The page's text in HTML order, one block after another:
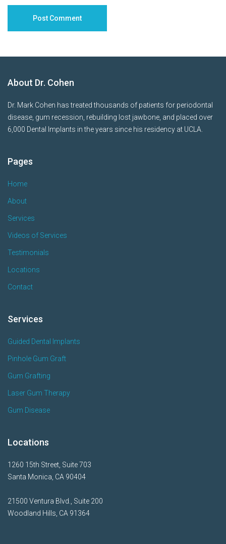
About Dr. Cohen
Dr. Mark Cohen has treated thousands of patients for periodontal
disease, gum recession, rebuilding lost jawbone, and placed over
6,000 Dental Implants in the years since his residency at UCLA.
Pages
Home
About
Services
Videos of Services
Testimonials
Locations
Contact
Services
Guided Dental Implants
Pinhole Gum Graft
Gum Grafting
Laser Gum Therapy
Gum Disease
Locations
1260 15th Street, Suite 703
Santa Monica, CA 90404
21500 Ventura Blvd., Suite 200
Woodland Hills, CA 91364